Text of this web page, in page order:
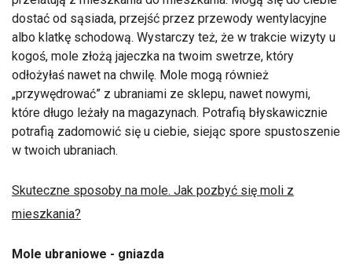
dostać od sąsiada, przejść przez przewody wentylacyjne
albo klatkę schodową. Wystarczy też, że w trakcie wizyty u
kogoś, mole złożą jajeczka na twoim swetrze, który
odłożyłaś nawet na chwilę. Mole mogą również
„przywędrować” z ubraniami ze sklepu, nawet nowymi,
które długo leżały na magazynach. Potrafią błyskawicznie
potrafią zadomowić się u ciebie, siejąc spore spustoszenie
w twoich ubraniach.
Skuteczne sposoby na mole. Jak pozbyć się moli z
mieszkania?
Mole ubraniowe - gniazda